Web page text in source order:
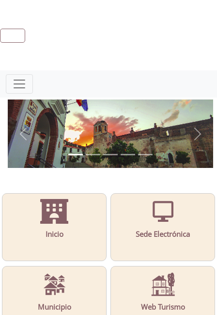
Inicio Sede Electrónica
Municipio Web Turismo